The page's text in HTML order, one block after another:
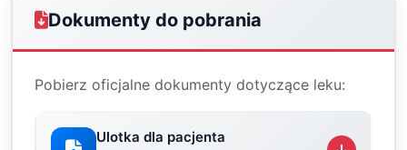
Dokumenty do pobrania
Pobierz oficjalne dokumenty dotyczące leku:
Ulotka dla pacjenta